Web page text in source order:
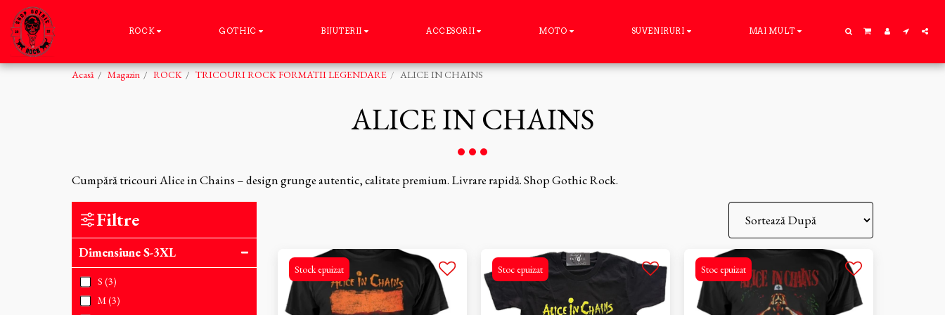
ROCK GOTHIC BIJUTERII ACCESORII MOTO SUVENIRURI MAI MULT
Acasă Magazin ROCK TRICOURI ROCK FORMATII LEGENDARE ALICE IN CHAINS
ALICE IN CHAINS
Cumpără tricouri Alice in Chains – design grunge autentic, calitate premium. Livrare rapidă. Shop Gothic Rock.
Filtre
Dimensiune S-3XL
S (3)
M(3)
Stock epuizat Stoc epuizat Stoc epuizat